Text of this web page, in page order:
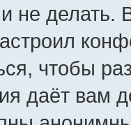
не делать.
чтобы
даёт вам